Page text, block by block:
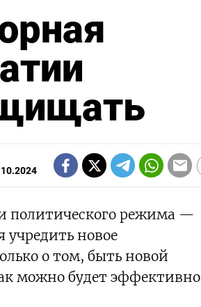
политического режима —
учредить новое
о том, быть новой
можно будет эффективно